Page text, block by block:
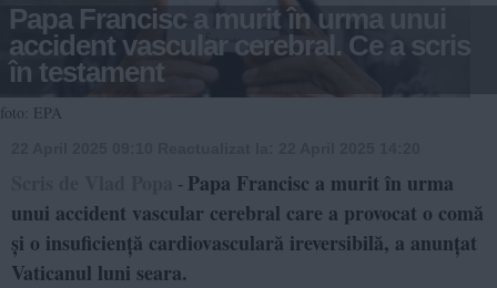
Papa Francisc a murit în urma unui
accident vascular cerebral. Ce a scris
în testament
foto: EPA
- Papa Francisc a murit în urma
unui accident vascular cerebral care a provocat o comă
și o insuficiență cardiovasculară ireversibilă, a anunțat
Vaticanul luni seara.